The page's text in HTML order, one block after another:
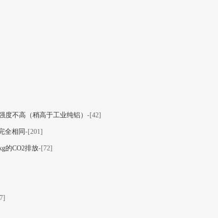
度不高（稍高于工业纯铝）-[42]
全相同-[201]
的CO2排放-[72]